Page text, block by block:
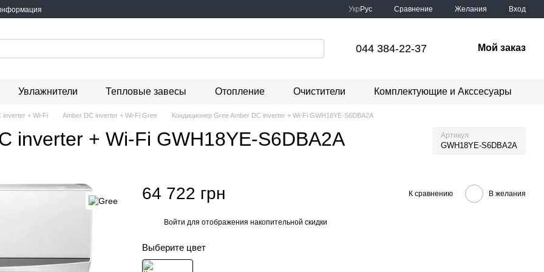
Укр Рус Сравнение Желания Вход
044 384-22-37 Мой заказ
Увлажнители Тепловые завесы Отопление Очистители Комплектующие и Акссесуары
inverter + Wi-Fi Amber DC inverter + Wi-Fi Gree Кондиционер Gree Amber DC inverter + Wi-Fi GWH18YE-S6DBA2A
inverter + Wi-Fi GWH18YE-S6DBA2A Артикул
GWH18YE-S6DBA2A
64 722 грн К сравнению В желания
Войти для отображения накопительной скидки
Выберите цвет